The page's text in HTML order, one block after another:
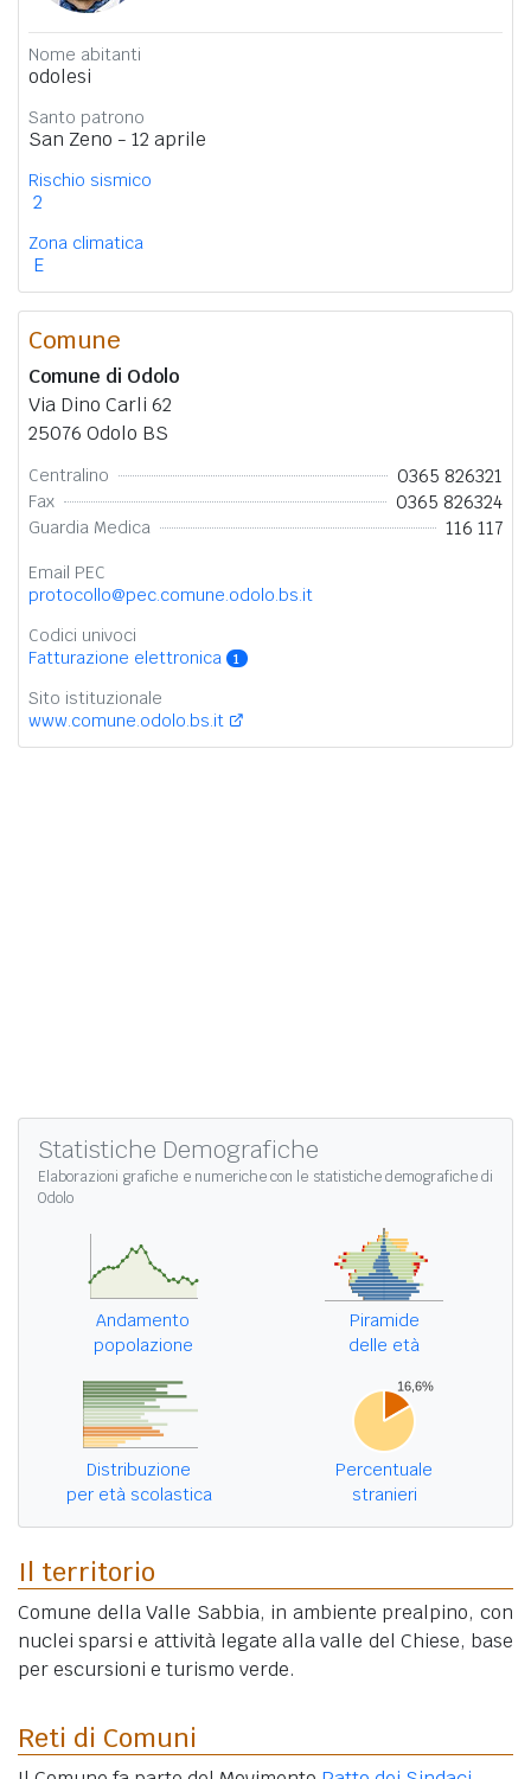
Nome abitanti
odolesi
Santo patrono
San Zeno - 12 aprile
Rischio sismico
2
Zona climatica
E
Comune
Comune di Odolo
Via Dino Carli 62
25076 Odolo BS
Centralino 0365 826321
Fax 0365 826324
Guardia Medica 116 117
Email PEC
protocollo@pec.comune.odolo.bs.it
Codici univoci
Fatturazione elettronica
1
Sito istituzionale
www.comune.odolo.bs.it
Statistiche Demografiche
Elaborazioni grafiche e numeriche con le statistiche demografiche di
Odolo
Andamento
popolazione
Piramide
delle età
Distribuzione
per età scolastica
Percentuale
stranieri
Il territorio
Comune della Valle Sabbia, in ambiente prealpino, con
nuclei sparsi e attività legate alla valle del Chiese, base
per escursioni e turismo verde.
Reti di Comuni